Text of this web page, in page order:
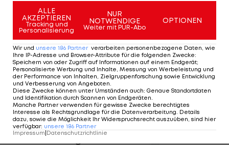
Mehr zum Thema
ALLE
AKZEPTIEREN
Tracking und
Personalisierung
NUR
NOTWENDIGE
Weiter mit PUR-Abo
OPTIONEN
Wir und unsere 186 Partner verarbeiten personenbezogene Daten, wie
Ihre IP-Adresse und Browser-Attribute für die folgenden Zwecke:
Speichern von oder Zugriff auf Informationen auf einem Endgerät;
Personalisierte Werbung und Inhalte, Messung von Werbeleistung und
der Performance von Inhalten, Zielgruppenforschung sowie Entwicklung
und Verbesserung von Angeboten.
Diese Zwecke können unter Umständen auch: Genaue Standortdaten
und Identifikation durch Scannen von Endgeräten.
Manche Partner verwenden für gewisse Zwecke berechtigtes
Interesse als Rechtsgrundlage für die Datenverarbeitung. Details
dazu, sowie die Möglichkeit Ihr Widerspruchsrecht auszuüben, sind hier
verfügbar: unsere 186 Partner
Impressum Datenschutzrichtlinie